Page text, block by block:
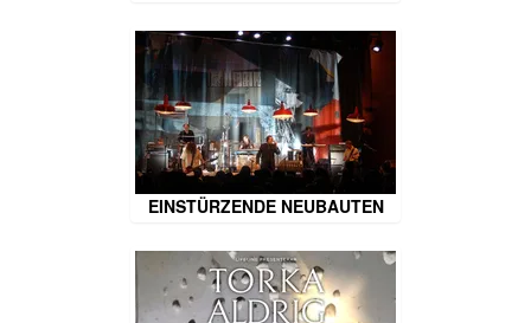
EINSTÜRZENDE NEUBAUTEN